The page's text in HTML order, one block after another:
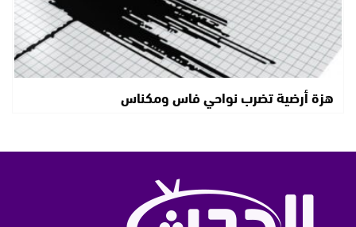
هزة أرضية تضرب نواحي فاس ومكناس